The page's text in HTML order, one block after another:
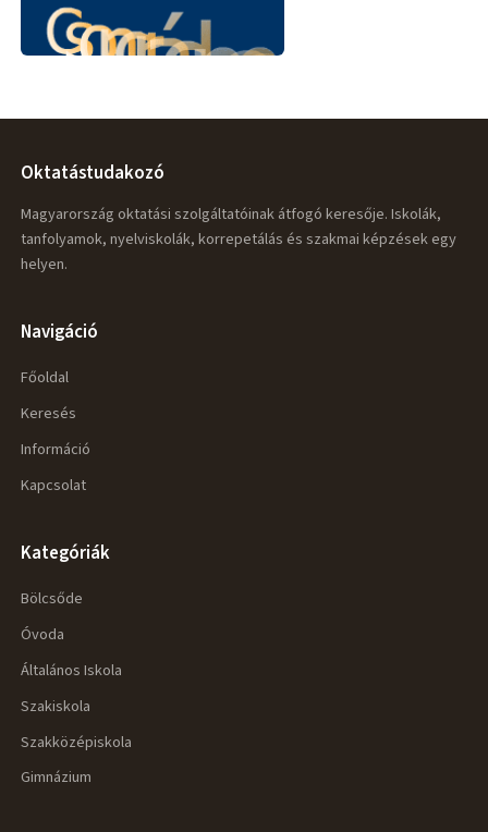
Oktatástudakozó
Magyarország oktatási szolgáltatóinak átfogó keresője. Iskolák,
tanfolyamok, nyelviskolák, korrepetálás és szakmai képzések egy
helyen.
Navigáció
Főoldal
Keresés
Információ
Kapcsolat
Kategóriák
Bölcsőde
Óvoda
Általános Iskola
Szakiskola
Szakközépiskola
Gimnázium